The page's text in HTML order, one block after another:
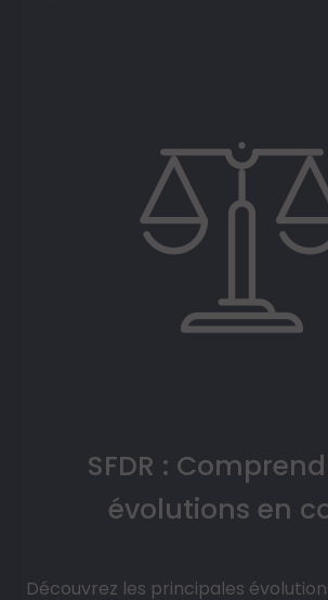
SFDR :
évolutions en
Découvrez les principales